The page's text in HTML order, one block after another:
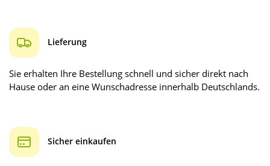
Lieferung
Sie erhalten Ihre Bestellung schnell und sicher direkt nach
Hause oder an eine Wunschadresse innerhalb Deutschlands.
Sicher einkaufen